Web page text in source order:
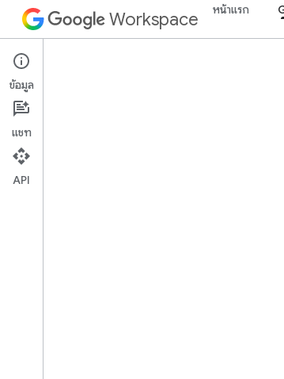
Workspace หน้าแรก
Google Chat
ภาพรวม
ข้อมูล
แชท
API